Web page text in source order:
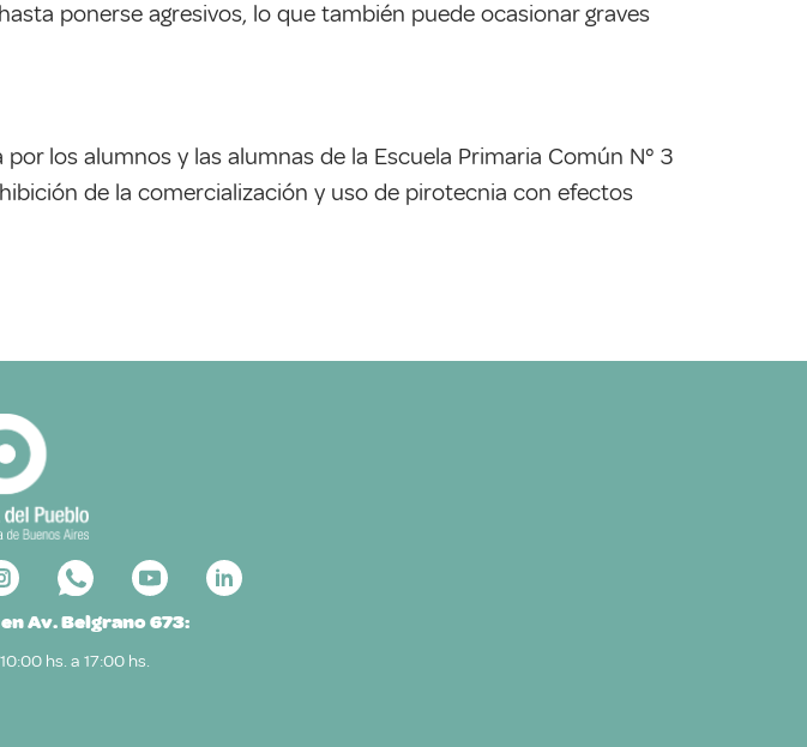
ponerse agresivos, lo que también puede ocasionar graves
por los alumnos y las alumnas de la Escuela Primaria Común N° 3
de la comercialización y uso de pirotecnia con efectos
Av. Belgrano 673:
hs. a 17:00 hs.